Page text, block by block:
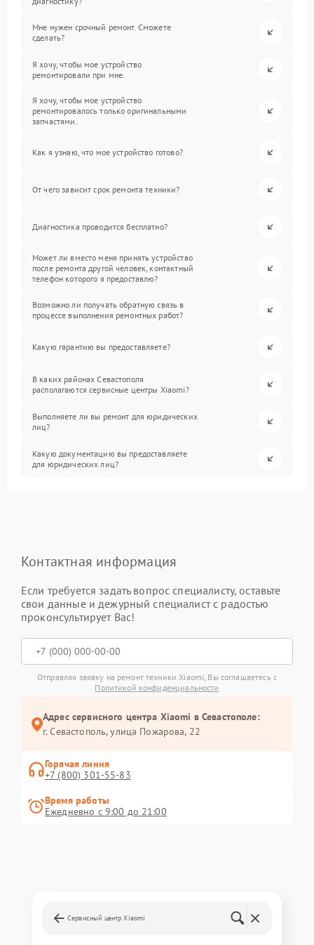
Мне нужен срочный ремонт. Сможете
сделать?
Я хочу, чтобы мое устройство
ремонтировали при мне.
Я хочу, чтобы мое устройство
ремонтировалось только оригинальными
запчастями.
Как я узнаю, что мое устройство готово?
От чего зависит срок ремонта техники?
Диагностика проводится бесплатно?
Может ли вместо меня принять устройство
после ремонта другой человек, контактный
телефон которого я предоставлю?
Возможно ли получать обратную связь в
процессе выполнения ремонтных работ?
Какую гарантию вы предоставляете?
В каких районах Севастополя
располагаются сервисные центры Xiaomi?
Выполняете ли вы ремонт для юридических
лиц?
Какую документацию вы предоставляете
для юридических лиц?
Контактная информация
Если требуется задать вопрос специалисту, оставьте
свои данные и дежурный специалист с радостью
проконсультирует Вас!
Отправляя заявку на ремонт техники Xiaomi, Вы соглашаетесь с
Политикой конфиденциальности
Адрес сервисного центра Xiaomi в Севастополе:
г. Севастополь, улица Пожарова, 22
Горячая линия
+7 (800) 301-55-83
Время работы
Ежедневно с 9:00 до 21:00
Сервисный центр Xiaomi